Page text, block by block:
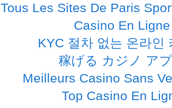
Tous Les Sites De Paris
Casino En Ligne
KYC 절차 없는 온라인
稼げる カジノ ア
Meilleurs Casino Sans
Top Casino En